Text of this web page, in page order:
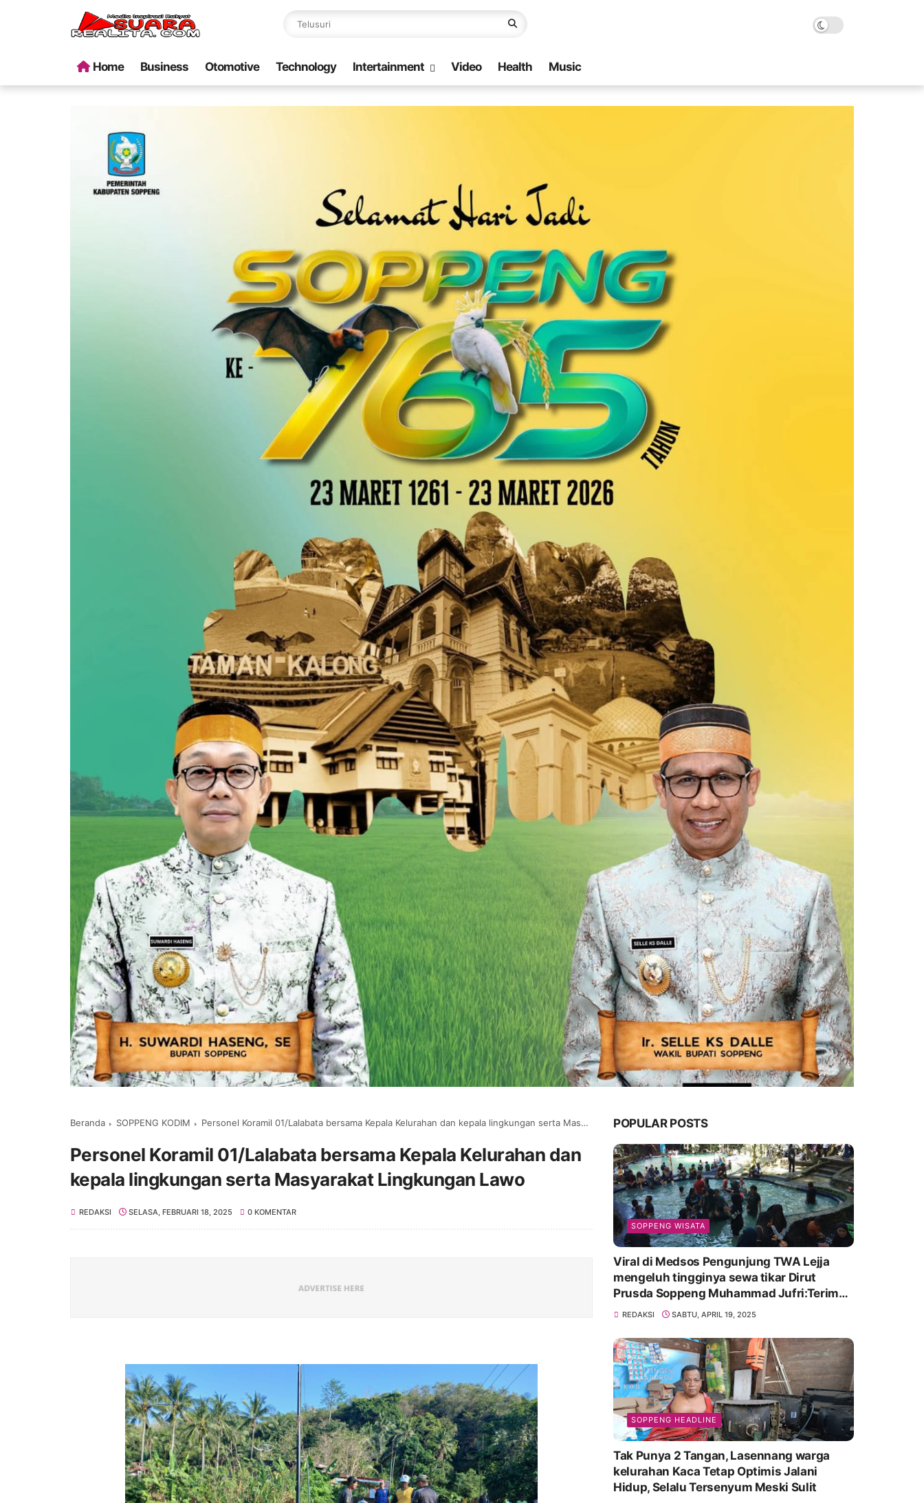
Home Business Otomotive Technology Intertainment Video Health Music
Beranda SOPPENG KODIM Personel Koramil 01/Lalabata bersama Kepala Kelurahan dan kepala lingkungan serta Masyarakat Lingkungan Lawo
Personel Koramil 01/Lalabata bersama Kepala Kelurahan dan
kepala lingkungan serta Masyarakat Lingkungan Lawo
REDAKSI SELASA, FEBRUARI 18, 2025 0 KOMENTAR
POPULAR POSTS
SOPPENG WISATA
Viral di Medsos Pengunjung TWA Lejja
mengeluh tingginya sewa tikar Dirut
Prusda Soppeng Muhammad Jufri:Terima
kasih bu bantu Promosikan
REDAKSI SABTU, APRIL 19, 2025
SOPPENG HEADLINE
Tak Punya 2 Tangan, Lasennang warga
kelurahan Kaca Tetap Optimis Jalani
Hidup, Selalu Tersenyum Meski Sulit